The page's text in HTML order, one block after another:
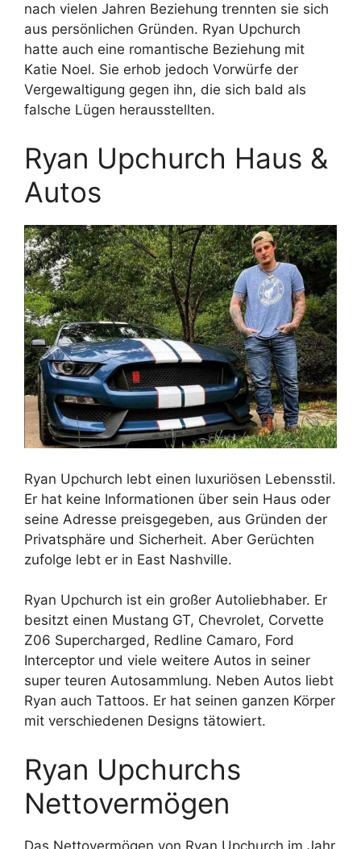
nach vielen Jahren Beziehung trennten sie sich
aus persönlichen Gründen. Ryan Upchurch
hatte auch eine romantische Beziehung mit
Katie Noel. Sie erhob jedoch Vorwürfe der
Vergewaltigung gegen ihn, die sich bald als
falsche Lügen herausstellten.
Ryan Upchurch Haus &
Autos
Ryan Upchurch lebt einen luxuriösen Lebensstil.
Er hat keine Informationen über sein Haus oder
seine Adresse preisgegeben, aus Gründen der
Privatsphäre und Sicherheit. Aber Gerüchten
zufolge lebt er in East Nashville.
Ryan Upchurch ist ein großer Autoliebhaber. Er
besitzt einen Mustang GT, Chevrolet, Corvette
Z06 Supercharged, Redline Camaro, Ford
Interceptor und viele weitere Autos in seiner
super teuren Autosammlung. Neben Autos liebt
Ryan auch Tattoos. Er hat seinen ganzen Körper
mit verschiedenen Designs tätowiert.
Ryan Upchurchs
Nettovermögen
Das Nettovermögen von Ryan Upchurch im Jahr